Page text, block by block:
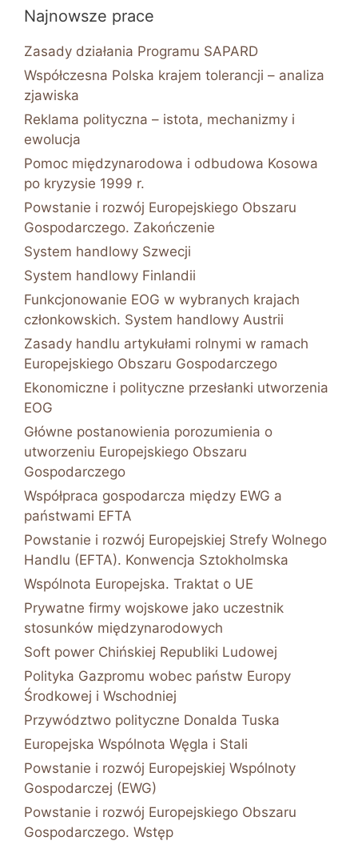
Najnowsze prace
Zasady działania Programu SAPARD
Współczesna Polska krajem tolerancji – analiza
zjawiska
Reklama polityczna – istota, mechanizmy i
ewolucja
Pomoc międzynarodowa i odbudowa Kosowa
po kryzysie 1999 r.
Powstanie i rozwój Europejskiego Obszaru
Gospodarczego. Zakończenie
System handlowy Szwecji
System handlowy Finlandii
Funkcjonowanie EOG w wybranych krajach
członkowskich. System handlowy Austrii
Zasady handlu artykułami rolnymi w ramach
Europejskiego Obszaru Gospodarczego
Ekonomiczne i polityczne przesłanki utworzenia
EOG
Główne postanowienia porozumienia o
utworzeniu Europejskiego Obszaru
Gospodarczego
Współpraca gospodarcza między EWG a
państwami EFTA
Powstanie i rozwój Europejskiej Strefy Wolnego
Handlu (EFTA). Konwencja Sztokholmska
Wspólnota Europejska. Traktat o UE
Prywatne firmy wojskowe jako uczestnik
stosunków międzynarodowych
Soft power Chińskiej Republiki Ludowej
Polityka Gazpromu wobec państw Europy
Środkowej i Wschodniej
Przywództwo polityczne Donalda Tuska
Europejska Wspólnota Węgla i Stali
Powstanie i rozwój Europejskiej Wspólnoty
Gospodarczej (EWG)
Powstanie i rozwój Europejskiego Obszaru
Gospodarczego. Wstęp